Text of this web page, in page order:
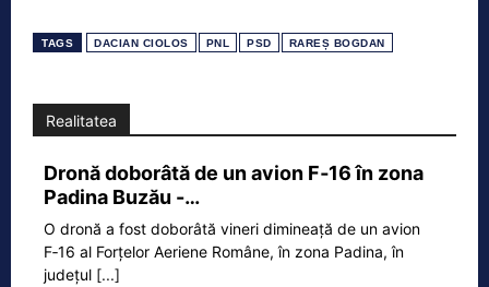
TAGS DACIAN CIOLOS PNL PSD RAREȘ BOGDAN
Realitatea
Dronă doborâtă de un avion F‑16 în zona
Padina Buzău -…
O dronă a fost doborâtă vineri dimineață de un avion
F‑16 al Forțelor Aeriene Române, în zona Padina, în
județul [...]